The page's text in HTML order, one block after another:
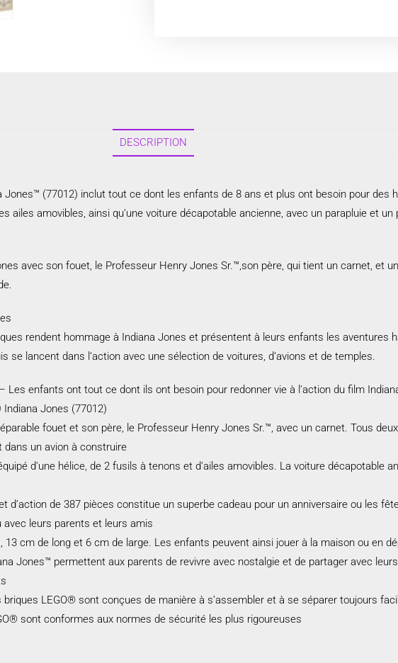
DESCRIPTION
(77012) inclut tout ce dont les enfants de 8 ans et plus ont besoin pour des
ailes amovibles, ainsi qu’une voiture décapotable ancienne, avec un parapluie et
avec son fouet, le Professeur Henry Jones Sr.™,son père, qui tient un carnet, et
rendent hommage à Indiana Jones et présentent à leurs enfants les aventures
se lancent dans l’action avec une sélection de voitures, d’avions et de temples.
enfants ont tout ce dont ils ont besoin pour redonner vie à l’action du film
Jones (77012)
fouet et son père, le Professeur Henry Jones Sr.™, avec un carnet. Tous
dans un avion à construire
d’une hélice, de 2 fusils à tenons et d’ailes amovibles. La voiture décapotable
d’action de 387 pièces constitue un superbe cadeau pour un anniversaire ou les
avec leurs parents et leurs amis
cm de long et 6 cm de large. Les enfants peuvent ainsi jouer à la maison ou en
Jones™ permettent aux parents de revivre avec nostalgie et de partager avec
LEGO® sont conçues de manière à s’assembler et à se séparer toujours
sont conformes aux normes de sécurité les plus rigoureuses